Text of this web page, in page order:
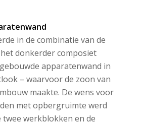
in de combinatie van de
donkerder composiet
apparatenwand in
– waarvoor de zoon van
maakte. De wens voor
met opbergruimte werd
werkblokken en de